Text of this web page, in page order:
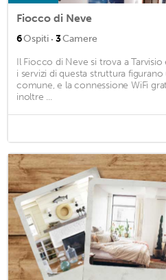
Fiocco di Neve
6Ospiti · 3Camere
Il Fiocco di Neve si trova a
i servizi di questa struttura
comune, e la connessione WiFi
inoltre ...